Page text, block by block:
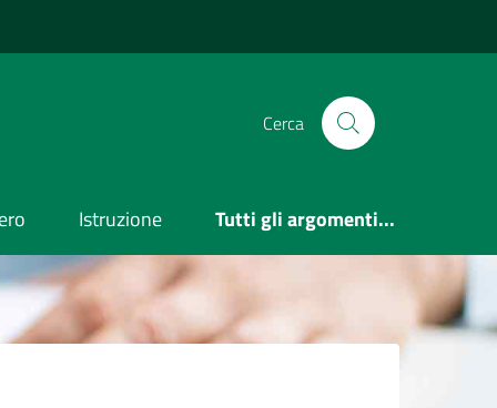
Cerca
Istruzione Tutti gli argomenti...